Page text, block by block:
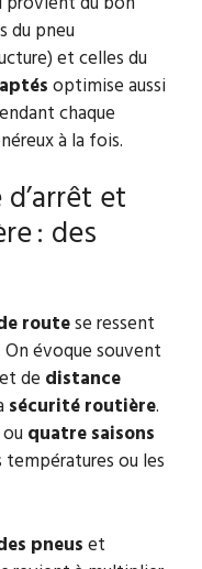
du pneu
et celles du
optimise aussi
chaque
à la fois.
et
: des
routese ressent
évoque souvent
et de distance
sécurité routière.
quatre saisons
ou les
pneuset